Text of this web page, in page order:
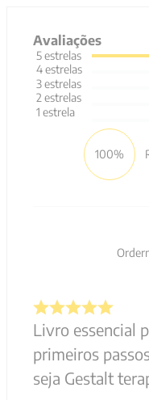
Avaliações
5estrelas
4estrelas
3estrelas
2 estrelas
1 estrela
100%
Livro essencial
primeiros
seja Gestalt